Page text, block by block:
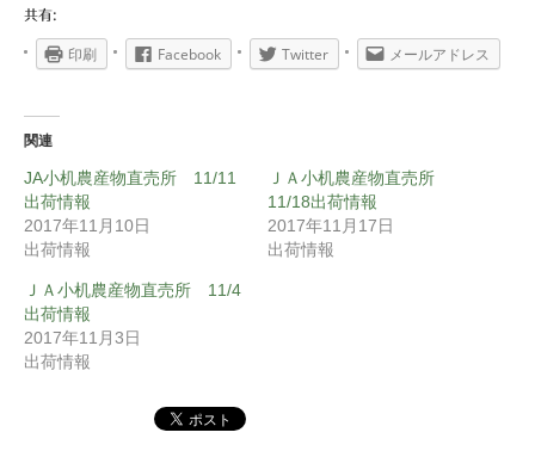
共有:
印刷 Facebook Twitter メールアドレス
関連
JA小机農産物直売所 11/11
出荷情報
2017年11月10日
出荷情報
ＪＡ小机農産物直売所
11/18出荷情報
2017年11月17日
出荷情報
ＪＡ小机農産物直売所 11/4
出荷情報
2017年11月3日
出荷情報